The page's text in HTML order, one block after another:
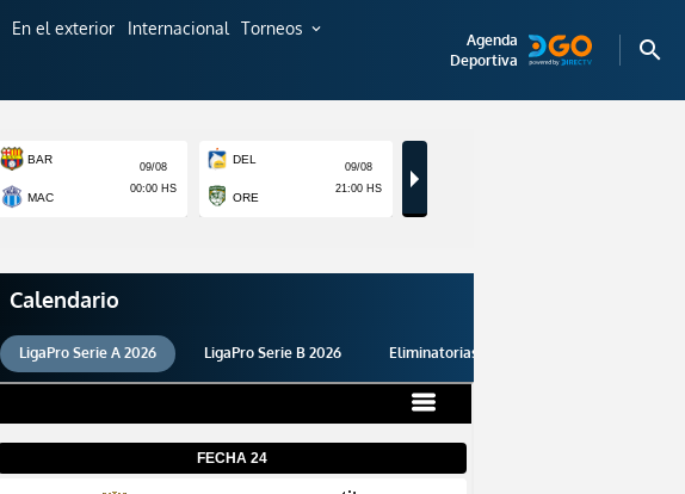
En el exterior Internacional Torneos expand_more
Agenda
Deportiva
search
Calendario
LigaPro Serie A 2026 LigaPro Serie B 2026 Eliminatorias 2026